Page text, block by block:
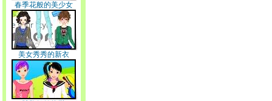
春季花般的美少女
美女秀秀的新衣